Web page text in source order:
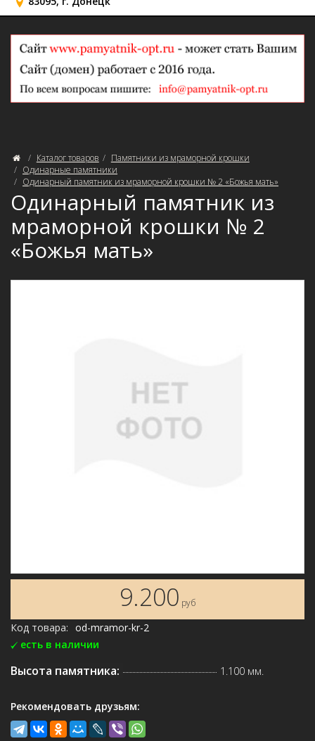
Каталог товаров
Памятники из мраморной крошки
Одинарные памятники
Одинарный памятник из мраморной крошки № 2 «Божья мать»
Одинарный памятник из
мраморной крошки № 2
«Божья мать»
9.200 руб
Код товара: od-mramor-kr-2
есть в наличии
Высота памятника: 1.100 мм.
Рекомендовать друзьям: